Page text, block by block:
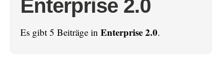
Enterprise 2.0
Es gibt 5 Beiträge in Enterprise 2.0.